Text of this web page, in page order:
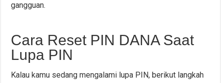
gangguan.
Cara Reset PIN DANA Saat
Lupa PIN
Kalau kamu sedang mengalami lupa PIN, berikut langkah